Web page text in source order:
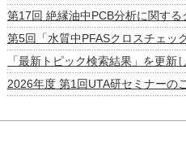
第17回 絶縁油中PCB分析に関す
第5回「水質中PFASクロスチェッ
「最新トピック検索結果」を更新
2026年度 第1回UTA研セミナー